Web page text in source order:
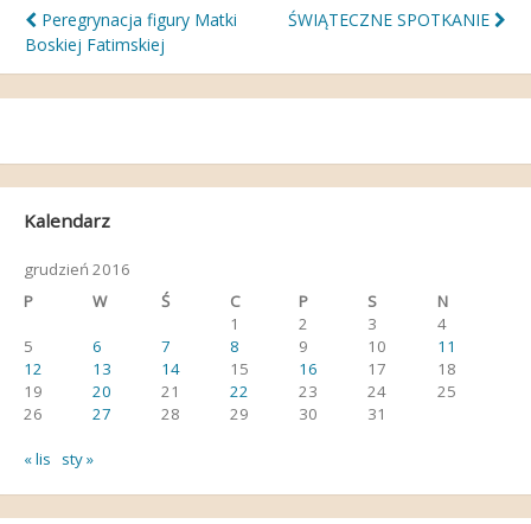
Nawigacja
wpisu
Peregrynacja figury Matki
Boskiej Fatimskiej
ŚWIĄTECZNE SPOTKANIE
Kalendarz
grudzień 2016
P
W Ś C P S
N
1
2 3
4
5
6 7 8 9 10
11
12
13 14 15 16 17
18
19
20 21 22 23 24
25
26
27 28 29 30 31
« lis sty »